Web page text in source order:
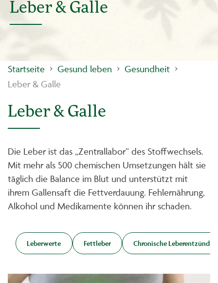
Leber & Galle
Startseite Gesund leben
Gesundheit
Leber & Galle
Leber & Galle
Die Leber ist das „Zentrallabor“ des Stoffwechsels.
Mit mehr als 500 chemischen Umsetzungen hält sie
täglich die Balance im Blut und unterstützt mit
ihrem Gallensaft die Fettverdauung. Fehlernährung,
Alkohol und Medikamente können ihr schaden.
Leberwerte Fettleber Chronische